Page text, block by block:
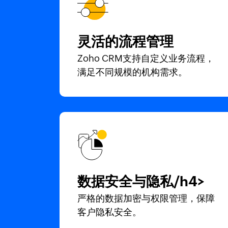
灵活的流程管理
Zoho CRM支持自定义业务流程，
满足不同规模的机构需求。
数据安全与隐私/h4>
严格的数据加密与权限管理，保障
客户隐私安全。